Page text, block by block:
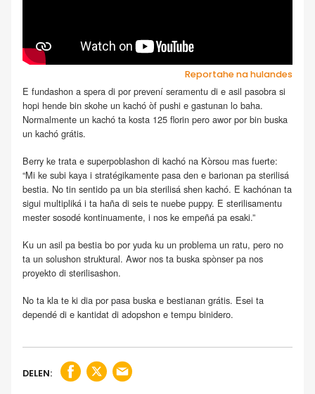
Reportahe na hulandes
E fundashon a spera di por prevení seramentu di e asil pasobra si
hopi hende bin skohe un kachó òf pushi e gastunan lo baha.
Normalmente un kachó ta kosta 125 florin pero awor por bin buska
un kachó grátis.
Berry ke trata e superpoblashon di kachó na Kòrsou mas fuerte:
“Mi ke subi kaya i stratégikamente pasa den e barionan pa sterilisá
bestia. No tin sentido pa un bia sterilisá shen kachó. E kachónan ta
sigui multipliká i ta haña di seis te nuebe puppy. E sterilisamentu
mester sosodé kontinuamente, i nos ke empeñá pa esaki.”
Ku un asil pa bestia bo por yuda ku un problema un ratu, pero no
ta un solushon struktural. Awor nos ta buska spònser pa nos
proyekto di sterilisashon.
No ta kla te ki dia por pasa buska e bestianan grátis. Esei ta
dependé di e kantidat di adopshon e tempu binidero.
DELEN: